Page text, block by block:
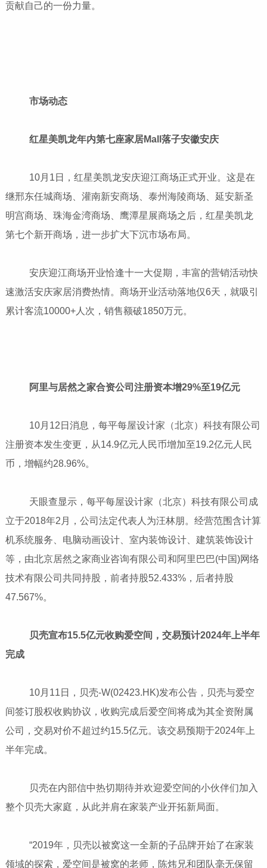
贡献自己的一份力量。
市场动态
红星美凯龙年内第七座家居Mall落子安徽安庆
10月1日，红星美凯龙安庆迎江商场正式开业。这是在
继邢东任城商场、灌南新安商场、泰州海陵商场、延安新圣
明宫商场、珠海金湾商场、鹰潭星展商场之后，红星美凯龙
第七个新开商场，进一步扩大下沉市场布局。
安庆迎江商场开业恰逢十一大促期，丰富的营销活动快
速激活安庆家居消费热情。商场开业活动落地仅6天，就吸引
累计客流10000+人次，销售额破1850万元。
阿里与居然之家合资公司注册资本增29%至19亿元
10月12日消息，每平每屋设计家（北京）科技有限公司
注册资本发生变更，从14.9亿元人民币增加至19.2亿元人民
币，增幅约28.96%。
天眼查显示，每平每屋设计家（北京）科技有限公司成
立于2018年2月，公司法定代表人为汪林朋。经营范围含计算
机系统服务、电脑动画设计、室内装饰设计、建筑装饰设计
等，由北京居然之家商业咨询有限公司和阿里巴巴(中国)网络
技术有限公司共同持股，前者持股52.433%，后者持股
47.567%。
贝壳宣布15.5亿元收购爱空间，交易预计2024年上半年
完成
10月11日，贝壳-W(02423.HK)发布公告，贝壳与爱空
间签订股权收购协议，收购完成后爱空间将成为其全资附属
公司，交易对价不超过约15.5亿元。该交易预期于2024年上
半年完成。
贝壳在内部信中热切期待并欢迎爱空间的小伙伴们加入
整个贝壳大家庭，从此并肩在家装产业开拓新局面。
“2019年，贝壳以被窝这一全新的子品牌开始了在家装
领域的探索，爱空间是被窝的老师，陈炜兄和团队毫无保留